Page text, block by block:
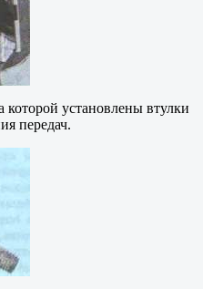
установлены втулки
передач.